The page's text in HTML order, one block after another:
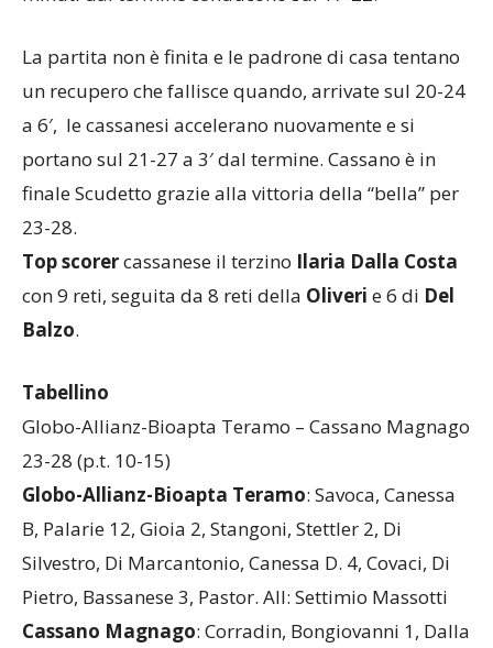
La partita non è finita e le padrone di casa tentano
un recupero che fallisce quando, arrivate sul 20-24
a 6′, le cassanesi accelerano nuovamente e si
portano sul 21-27 a 3′ dal termine. Cassano è in
finale Scudetto grazie alla vittoria della “bella” per
23-28.
Top scorercassanese il terzino Ilaria Dalla Costa
con 9 reti, seguita da 8 reti della Oliveri e 6 di Del
Balzo.
Tabellino
Globo-Allianz-Bioapta Teramo – Cassano Magnago
23-28 (p.t. 10-15)
Globo-Allianz-Bioapta Teramo: Savoca, Canessa
B, Palarie 12, Gioia 2, Stangoni, Stettler 2, Di
Silvestro, Di Marcantonio, Canessa D. 4, Covaci, Di
Pietro, Bassanese 3, Pastor. All: Settimio Massotti
Cassano Magnago: Corradin, Bongiovanni 1, Dalla